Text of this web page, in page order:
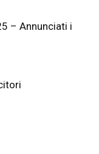
– Annunciati i